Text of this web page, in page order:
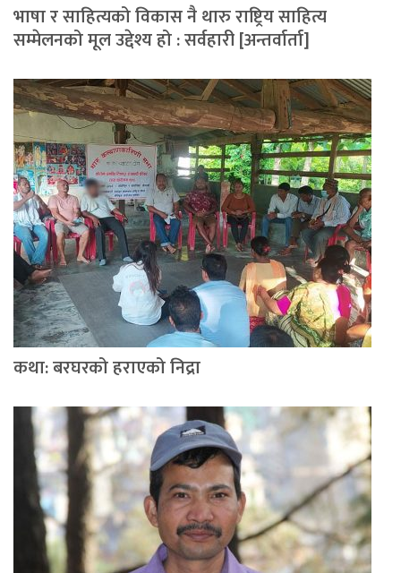
भाषा र साहित्यको विकास नै थारु राष्ट्रिय साहित्य
सम्मेलनको मूल उद्देश्य हो : सर्वहारी [अन्तर्वार्ता]
कथा: बरघरको हराएको निद्रा